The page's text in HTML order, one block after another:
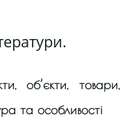
об’єкти, товари,
та особливості